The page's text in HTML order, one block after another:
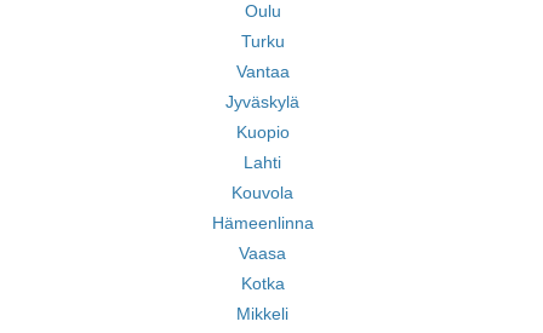
Oulu
Turku
Vantaa
Jyväskylä
Kuopio
Lahti
Kouvola
Hämeenlinna
Vaasa
Kotka
Mikkeli